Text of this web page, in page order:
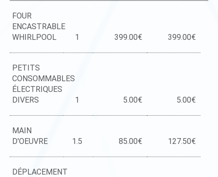
FOUR
ENCASTRABLE
WHIRLPOOL
1 399.00€ 399.00€
PETITS
CONSOMMABLES
ÉLECTRIQUES
DIVERS
1 5.00€ 5.00€
MAIN
D'OEUVRE
1.5 85.00€ 127.50€
DÉPLACEMENT